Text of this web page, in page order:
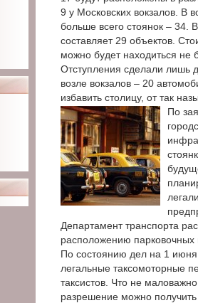
9 у Московских вокзалов. В
больше всего стоянок – 34.
составляет 29 объектов.
можно будет находиться
Отступления сделали лишь
возле вокзалов – 20
избавить столицу, от так
По
Департамент транспорта
расположению
По состоянию дел на 1
легальные таксомоторные
таксистов. Что не
разрешение можно